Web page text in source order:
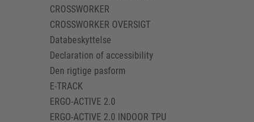
CROSSWORKER
CROSSWORKER OVERSIGT
Databeskyttelse
Declaration of accessibility
Den rigtige pasform
E-TRACK
ERGO-ACTIVE 2.0
ERGO-ACTIVE 2.0 INDOOR TPU